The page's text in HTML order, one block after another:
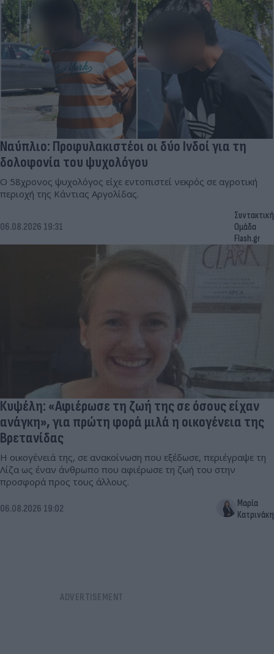
Ναύπλιο: Προφυλακιστέοι οι δύο Ινδοί για τη
δολοφονία του ψυχολόγου
Ο 58χρονος ψυχολόγος είχε εντοπιστεί νεκρός σε αγροτική
περιοχή της Κάντιας Αργολίδας.
06.08.2026 19:31
Συντακτική
Ομάδα
Flash.gr
Κυψέλη: «Αφιέρωσε τη ζωή της σε όσους είχαν
ανάγκη», για πρώτη φορά μιλά η οικογένεια της
Βρετανίδας
Η οικογένειά της, σε ανακοίνωση που εξέδωσε, περιέγραψε τη
Λίζα ως έναν άνθρωπο που αφιέρωσε τη ζωή του στην
προσφορά προς τους άλλους.
06.08.2026 19:02
Μαρία
Κατρινάκη